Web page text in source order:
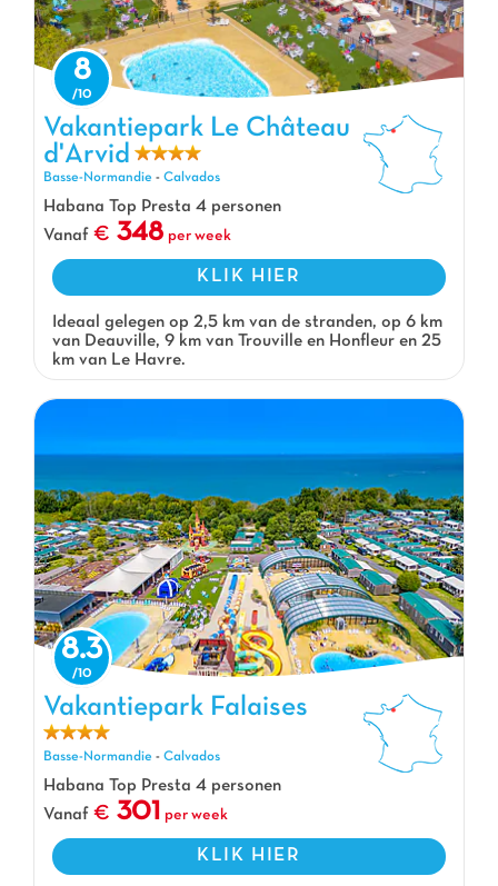
Vakantiepark Le Château d'Arvid, Vakantiepark Basse-Normandie
8
Vakantiepark Le Château
d'Arvid
Basse-Normandie - Calvados
Habana Top Presta 4 personen
Vanaf
348 per week
KLIK HIER
Ideaal gelegen op 2,5 km van de stranden, op 6 km
van Deauville, 9 km van Trouville en Honfleur en 25
km van Le Havre.
Vakantiepark Falaises, Vakantiepark Basse-Normandie
8.3
Vakantiepark Falaises
Basse-Normandie - Calvados
Habana Top Presta 4 personen
Vanaf
301 per week
KLIK HIER